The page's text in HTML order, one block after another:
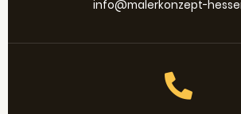
info@malerkonzept-